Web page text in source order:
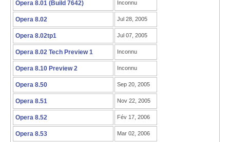
Opera 8.01 (Build 7642) Inconnu
Opera 8.02 Jul 28, 2005
Opera 8.02tp1 Jul 07, 2005
Opera 8.02 Tech Preview 1 Inconnu
Opera 8.10 Preview 2 Inconnu
Opera 8.50 Sep 20, 2005
Opera 8.51 Nov 22, 2005
Opera 8.52 Fév 17, 2006
Opera 8.53 Mar 02, 2006